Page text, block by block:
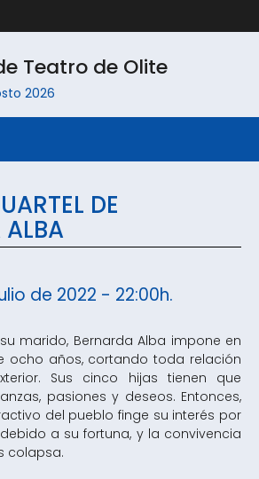
Teatro de Olite
2026
DE
ALBA
de 2022 - 22:00h.
marido, Bernarda Alba impone en
ocho años, cortando toda relación
Sus cinco hijas tienen que
pasiones y deseos. Entonces,
del pueblo finge su interés por
a su fortuna, y la convivencia
colapsa.